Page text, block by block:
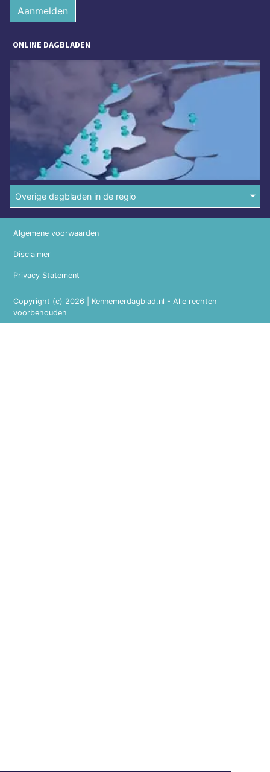
Aanmelden
ONLINE DAGBLADEN
Overige dagbladen in de regio
Copyright (c) 2026 | Kennemerdagblad.nl - Alle rechten
voorbehouden
Algemene voorwaarden
Disclaimer
Privacy Statement